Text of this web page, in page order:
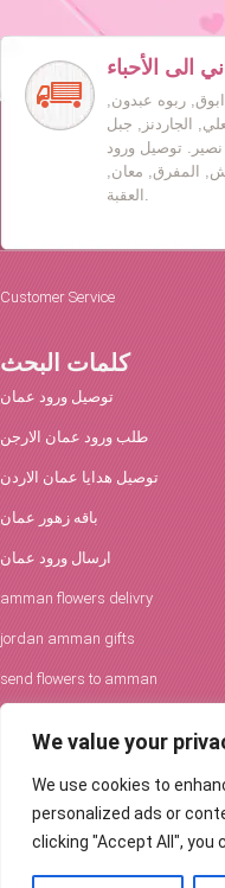
We value your
We use cookies to
personalized ads or
clicking "Accept All", you
الى الأحباء
ربوه عبدون,
الجاردنز, جبل
توصيل ورود
المفرق, معان,
Customer Service
كلمات البحث
توصيل ورود عمان
طلب ورود عمان الارجن
توصيل هدايا عمان الاردن
باقه زهور عمان
ارسال ورود عمان
amman flowers delivry
jordan amman gifts
send flowers to amman
افكار الورود والحفلات
توصيل ورود عمان
Flowers Delivery in Amman